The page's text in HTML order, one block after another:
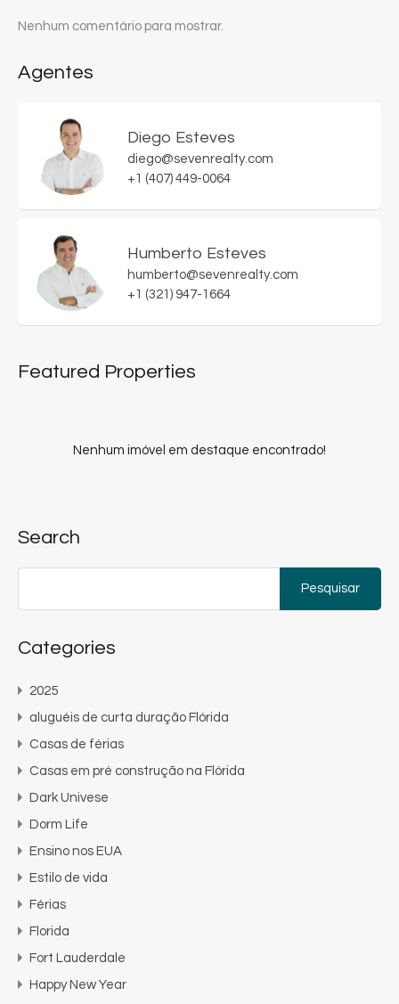
Nenhum comentário para mostrar.
Agentes
Diego Esteves
diego@sevenrealty.com
+1 (407) 449-0064
Humberto Esteves
humberto@sevenrealty.com
+1 (321) 947-1664
Featured Properties
Nenhum imóvel em destaque encontrado!
Search
Categories
2025
aluguéis de curta duração Flórida
Casas de férias
Casas em pré construção na Flórida
Dark Univese
Dorm Life
Ensino nos EUA
Estilo de vida
Férias
Florida
Fort Lauderdale
Happy New Year